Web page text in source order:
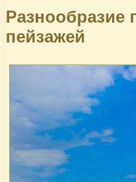
Разнообразие
пейзажей